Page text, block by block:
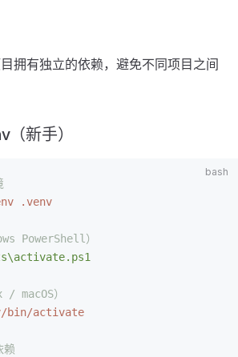
拥有独立的依赖，避免不同项目之间
新手）
.venv
PowerShell）
macOS）
bin/activate
赖